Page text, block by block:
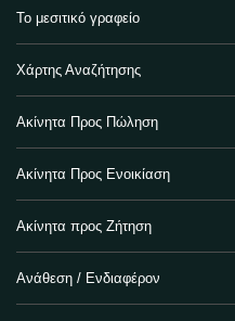
Το μεσιτικό γραφείο
Χάρτης Αναζήτησης
Ακίνητα Προς Πώληση
Ακίνητα Προς Ενοικίαση
Ακίνητα προς Ζήτηση
Ανάθεση / Ενδιαφέρον